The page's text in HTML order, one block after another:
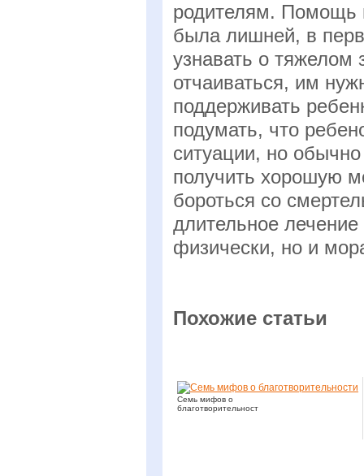
родителям. Помощь
была лишней, в
узнавать о тяжелом
отчаиваться, им
поддерживать
подумать, что
ситуации, но
получить хорошую
бороться со
длительное
физически, но и
Похожие статьи
Семь мифов о
благотворительности